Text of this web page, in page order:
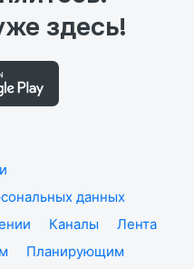
здесь!
данных
Каналы
Лента
Планирующим